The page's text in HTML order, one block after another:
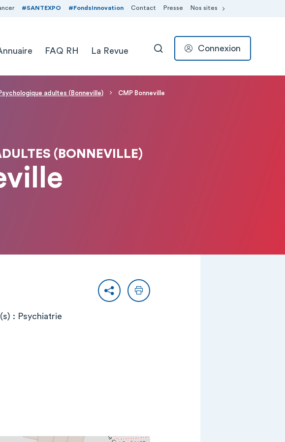
#SANTEXPO #FondsInnovation Contact Presse Nos sites
FAQ RH La Revue RECHERCHER
Connexion
adultes (Bonneville) CMP Bonneville
(BONNEVILLE)
PartagerImprimer
: Psychiatrie